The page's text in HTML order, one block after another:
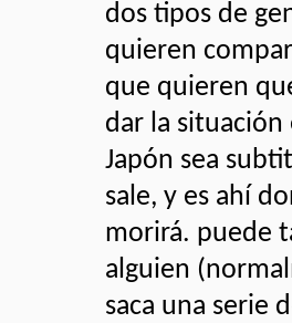
dos tipos de
quieren
que quieren
dar la situación
Japón sea
sale, y es ahí
morirá. puede
alguien
saca una serie